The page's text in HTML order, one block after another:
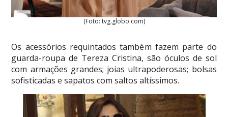
(Foto: tvg.globo.com)
Os acessórios requintados também fazem parte do
guarda-roupa de Tereza Cristina, são óculos de sol
com armações grandes; joias ultrapoderosas; bolsas
sofisticadas e sapatos com saltos altíssimos.